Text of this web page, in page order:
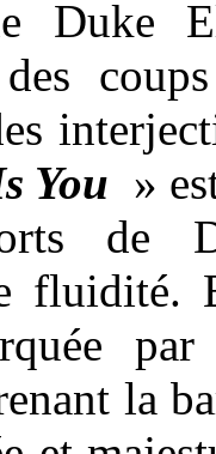
Duke
You »
de
la